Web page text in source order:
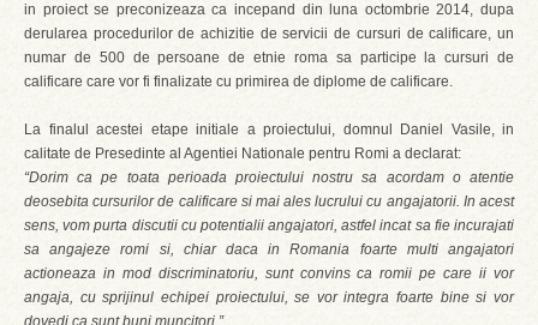
in proiect se preconizeaza ca incepand din luna octombrie 2014, dupa
derularea procedurilor de achizitie de servicii de cursuri de calificare, un
numar de 500 de persoane de etnie roma sa participe la cursuri de
calificare care vor fi finalizate cu primirea de diplome de calificare.
La finalul acestei etape initiale a proiectului, domnul Daniel Vasile, in
calitate de Presedinte al Agentiei Nationale pentru Romi a declarat:
“Dorim ca pe toata perioada proiectului nostru sa acordam o atentie
deosebita cursurilor de calificare si mai ales lucrului cu angajatorii. In acest
sens, vom purta discutii cu potentialii angajatori, astfel incat sa fie incurajati
sa angajeze romi si, chiar daca in Romania foarte multi angajatori
actioneaza in mod discriminatoriu, sunt convins ca romii pe care ii vor
angaja, cu sprijinul echipei proiectului, se vor integra foarte bine si vor
dovedi ca sunt buni muncitori.”